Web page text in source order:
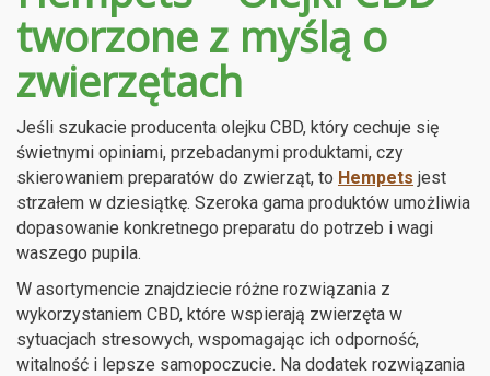
tworzone z myślą o
zwierzętach
Jeśli szukacie producenta olejku CBD, który cechuje się
świetnymi opiniami, przebadanymi produktami, czy
skierowaniem preparatów do zwierząt, to Hempets jest
strzałem w dziesiątkę. Szeroka gama produktów umożliwia
dopasowanie konkretnego preparatu do potrzeb i wagi
waszego pupila.
W asortymencie znajdziecie różne rozwiązania z
wykorzystaniem CBD, które wspierają zwierzęta w
sytuacjach stresowych, wspomagając ich odporność,
witalność i lepsze samopoczucie. Na dodatek rozwiązania